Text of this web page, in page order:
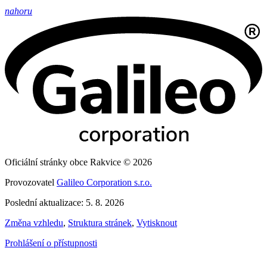
nahoru
Oficiální stránky obce Rakvice © 2026
Provozovatel Galileo Corporation s.r.o.
Poslední aktualizace: 5. 8. 2026
Změna vzhledu, Struktura stránek, Vytisknout
Prohlášení o přístupnosti